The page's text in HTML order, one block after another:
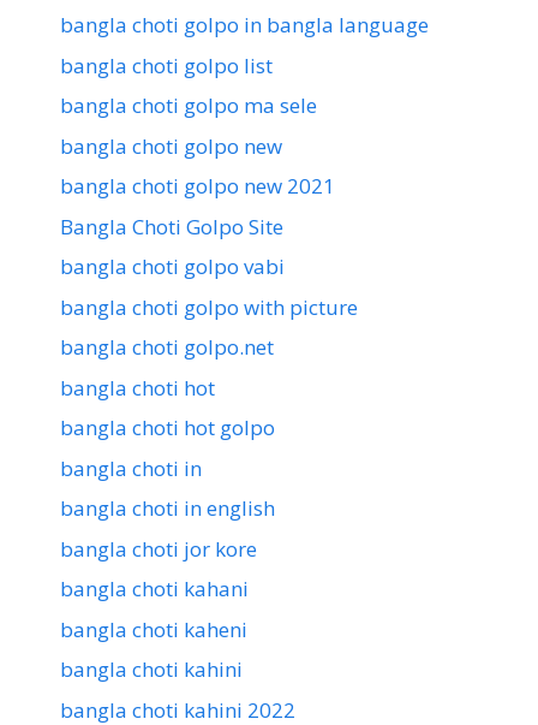
bangla choti golpo in bangla language
bangla choti golpo list
bangla choti golpo ma sele
bangla choti golpo new
bangla choti golpo new 2021
Bangla Choti Golpo Site
bangla choti golpo vabi
bangla choti golpo with picture
bangla choti golpo.net
bangla choti hot
bangla choti hot golpo
bangla choti in
bangla choti in english
bangla choti jor kore
bangla choti kahani
bangla choti kaheni
bangla choti kahini
bangla choti kahini 2022